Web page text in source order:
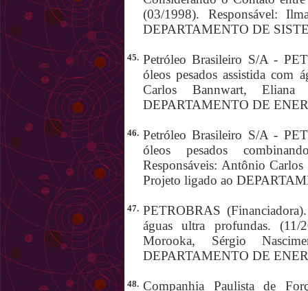
(03/1998). Responsável:
DEPARTAMENTO DE
45. Petróleo Brasileiro S/A -
óleos pesados assistida com
Carlos Bannwart,
DEPARTAMENTO DE
46. Petróleo Brasileiro S/A -
óleos pesados
Responsáveis: Antônio
Projeto ligado ao
47. PETROBRAS
águas ultra profundas. (11/
Morooka, Sérgio
DEPARTAMENTO DE
48. Companhia Paulista de